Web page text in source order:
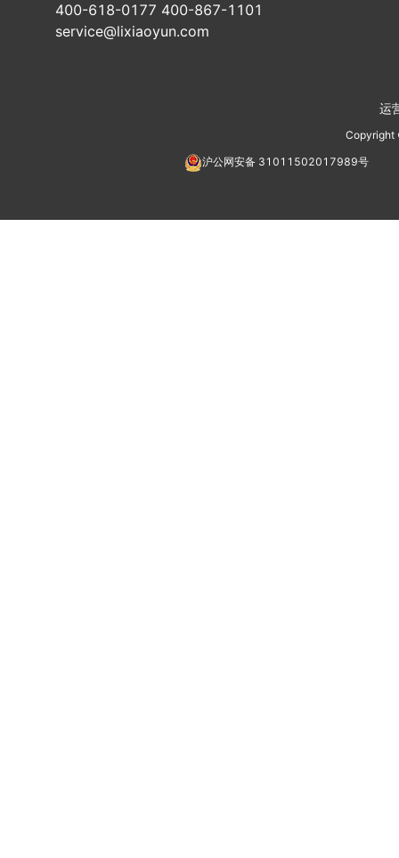
400-618-0177 400-867-1101
service@lixiaoyun.com
运
沪公网安备 31011502017989号